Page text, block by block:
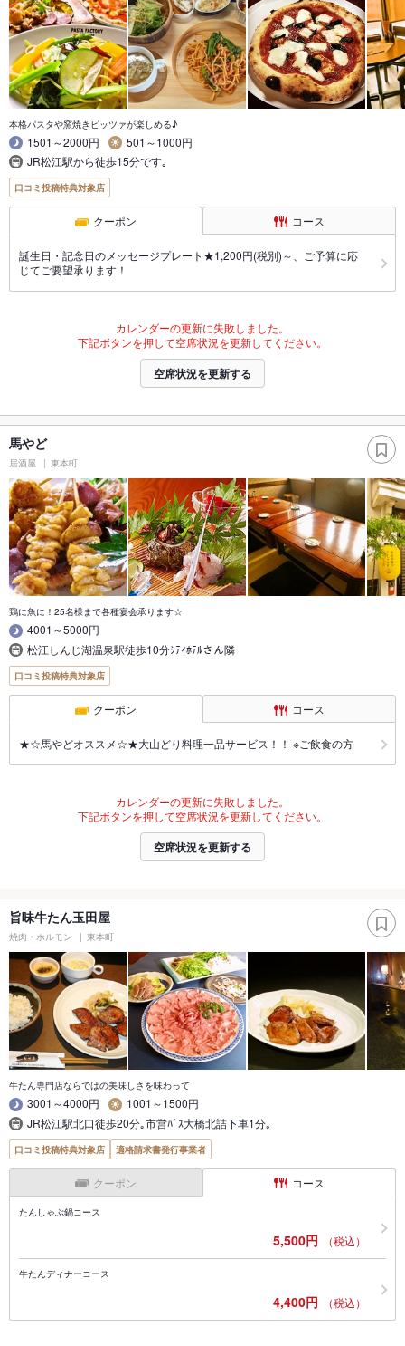
本格パスタや窯焼きピッツァが楽しめる♪
1501～2000円
501～1000円
JR松江駅から徒歩15分です｡
口コミ投稿特典対象店
クーポン コース
誕生日・記念日のメッセージプレート★1,200円(税別)～、ご予算に応
じてご要望承ります！
カレンダーの更新に失敗しました。
下記ボタンを押して空席状況を更新してください。
空席状況を更新する
馬やど
居酒屋 東本町
鶏に魚に！25名様まで各種宴会承ります☆
4001～5000円
松江しんじ湖温泉駅徒歩10分ｼﾃｨﾎﾃﾙさん隣
口コミ投稿特典対象店
クーポン コース
★☆馬やどオススメ☆★大山どり料理一品サービス！！ ※ご飲食の方
カレンダーの更新に失敗しました。
下記ボタンを押して空席状況を更新してください。
空席状況を更新する
旨味牛たん玉田屋
焼肉・ホルモン 東本町
牛たん専門店ならではの美味しさを味わって
3001～4000円
1001～1500円
JR松江駅北口徒歩20分｡市営ﾊﾞｽ大橋北詰下車1分｡
口コミ投稿特典対象店 適格請求書発行事業者
クーポン コース
たんしゃぶ鍋コース
5,500円 （税込）
牛たんディナーコース
4,400円 （税込）